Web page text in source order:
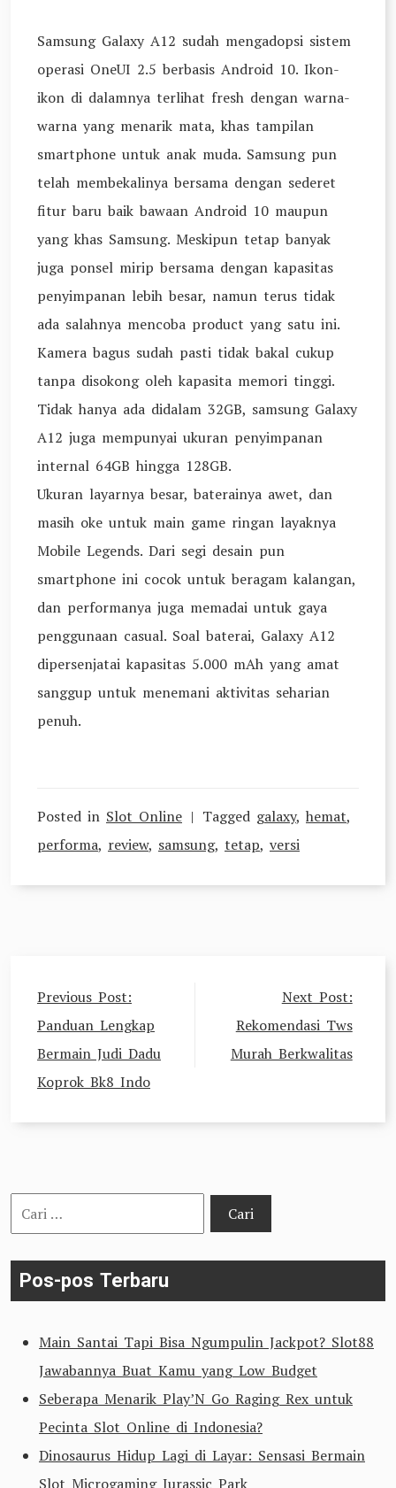
Samsung Galaxy A12 sudah mengadopsi sistem
operasi OneUI 2.5 berbasis Android 10. Ikon-
ikon di dalamnya terlihat fresh dengan warna-
warna yang menarik mata, khas tampilan
smartphone untuk anak muda. Samsung pun
telah membekalinya bersama dengan sederet
fitur baru baik bawaan Android 10 maupun
yang khas Samsung. Meskipun tetap banyak
juga ponsel mirip bersama dengan kapasitas
penyimpanan lebih besar, namun terus tidak
ada salahnya mencoba product yang satu ini.
Kamera bagus sudah pasti tidak bakal cukup
tanpa disokong oleh kapasita memori tinggi.
Tidak hanya ada didalam 32GB, samsung Galaxy
A12 juga mempunyai ukuran penyimpanan
internal 64GB hingga 128GB.
Ukuran layarnya besar, baterainya awet, dan
masih oke untuk main game ringan layaknya
Mobile Legends. Dari segi desain pun
smartphone ini cocok untuk beragam kalangan,
dan performanya juga memadai untuk gaya
penggunaan casual. Soal baterai, Galaxy A12
dipersenjatai kapasitas 5.000 mAh yang amat
sanggup untuk menemani aktivitas seharian
penuh.
Posted in Slot Online Tagged galaxy, hemat,
performa, review, samsung, tetap, versi
Navigasi
pos
Previous Post:
Panduan Lengkap
Bermain Judi Dadu
Koprok Bk8 Indo
Next Post:
Rekomendasi Tws
Murah Berkwalitas
Cari
untuk:
Pos-pos Terbaru
Main Santai Tapi Bisa Ngumpulin Jackpot? Slot88
Jawabannya Buat Kamu yang Low Budget
Seberapa Menarik Play’N Go Raging Rex untuk
Pecinta Slot Online di Indonesia?
Dinosaurus Hidup Lagi di Layar: Sensasi Bermain
Slot Microgaming Jurassic Park